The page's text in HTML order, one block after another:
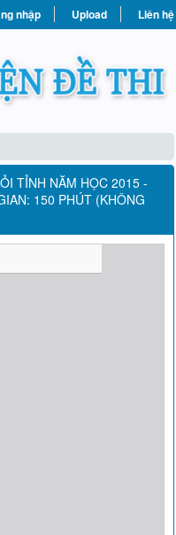
nhập Upload Liên hệ
TỈNH NĂM HỌC 2015 -
150 PHÚT (KHÔNG